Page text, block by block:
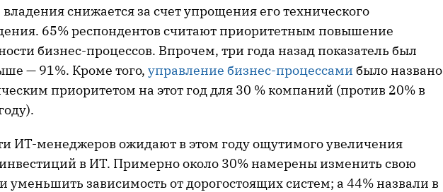
владения снижается за счет упрощения его технического
65% респондентов считают приоритетным повышение
бизнес-процессов. Впрочем, три года назад показатель был
— 91%. Кроме того, управление бизнес-процессами было названо
приоритетом на этот год для 30 % компаний (против 20% в
ИТ-менеджеров ожидают в этом году ощутимого увеличения
в ИТ. Примерно около 30% намерены изменить свою
уменьшить зависимость от дорогостоящих систем; а 44% назвали в